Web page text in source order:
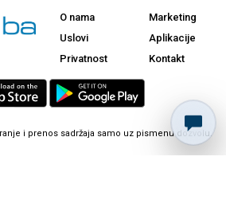
O nama
Uslovi
Privatnost
Marketing
Aplikacije
Kontakt
i prenos sadržaja samo uz pismenu dozvolu.